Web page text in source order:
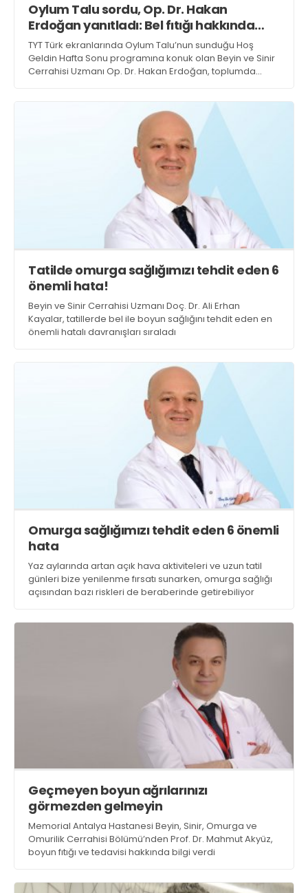
Oylum Talu sordu, Op. Dr. Hakan
Erdoğan yanıtladı: Bel fıtığı hakkında
merak edilenler
TYT Türk ekranlarında Oylum Talu’nun sunduğu Hoş
Geldin Hafta Sonu programına konuk olan Beyin ve Sinir
Cerrahisi Uzmanı Op. Dr. Hakan Erdoğan, toplumda
Tatilde omurga sağlığımızı tehdit eden 6
önemli hata!
Beyin ve Sinir Cerrahisi Uzmanı Doç. Dr. Ali Erhan
Kayalar, tatillerde bel ile boyun sağlığını tehdit eden en
önemli hatalı davranışları sıraladı
Omurga sağlığımızı tehdit eden 6 önemli
hata
Yaz aylarında artan açık hava aktiviteleri ve uzun tatil
günleri bize yenilenme fırsatı sunarken, omurga sağlığı
açısından bazı riskleri de beraberinde getirebiliyor
Geçmeyen boyun ağrılarınızı
görmezden gelmeyin
Memorial Antalya Hastanesi Beyin, Sinir, Omurga ve
Omurilik Cerrahisi Bölümü’nden Prof. Dr. Mahmut Akyüz,
boyun fıtığı ve tedavisi hakkında bilgi verdi
GÖZ HASTALIKLARI
GASTROENTEROLOJİ
ÇOCUK SAĞLIĞI VE HASTALIKLARI
GENEL CERRAHİ
SENDİKALAR
GÖGÜS HASTALIKLARI
DERMATOLOJİ
ENDOKRİNOLOJİ
NÖROLOJİ
ORTOPEDİ VE TRAVMATOLOJİ
DAHİLİYE
FİZİK TEDAVİ VE REHABİLİTASYON
Web TV Galeri
sagliktabugun@gmail.com